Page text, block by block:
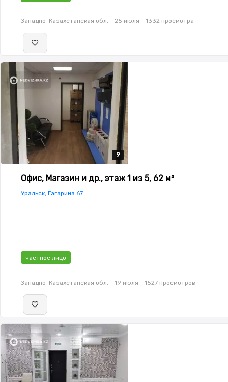
Западно-Казахстанская обл. 25 июля 1332 просмотра
9
9
9
9
9
Офис, Магазин и др., этаж 1 из 5, 62 м²
Уральск, Гагарина 67
частное лицо
Западно-Казахстанская обл. 19 июля 1527 просмотров